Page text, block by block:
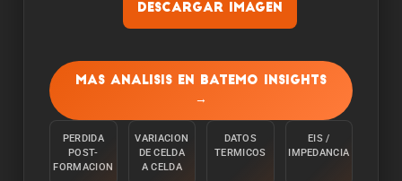
Descargar imagen
La capacidad se mide descargando la celula a
una temperatura ambiente de 25°C desde el
100% con una corriente constante C/10 hasta
Energia:
Mas analisis en Batemo Insights
→
PERDIDA
POST-
FORMACION
VARIACION
DE CELDA
A CELDA
DATOS
TERMICOS
EIS /
IMPEDANCIA